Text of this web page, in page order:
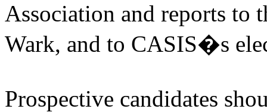
Association and reports to
Wark, and to CASIS�s
Prospective candidates